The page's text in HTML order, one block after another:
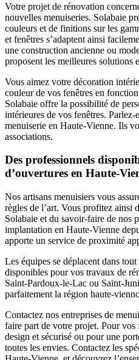
Votre projet de rénovation
nouvelles menuiseries. Solabaie
couleurs et de finitions sur les
et fenêtres s’adaptent ainsi
une construction ancienne ou
proposent les meilleures solutions
Vous aimez votre décoration
couleur de vos fenêtres en
Solabaie offre la possibilité de
intérieures de vos fenêtres. Parlez-
menuiserie en Haute-Vienne. Ils
associations.
Des professionnels
d’ouvertures en Haute-
Nos artisans menuisiers vous
règles de l’art. Vous profitez ainsi
Solabaie et du savoir-faire de nos
implantation en Haute-Vienne
apporte un service de proximité
Les équipes se déplacent dans
disponibles pour vos travaux de
Saint-Pardoux-le-Lac ou Saint-
parfaitement la région haute-
Contactez nos entreprises de
faire part de votre projet. Pour
design et sécurisé ou pour une
toutes les envies. Contactez les